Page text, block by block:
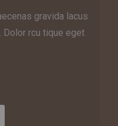
gravida lacus
rcu tique eget